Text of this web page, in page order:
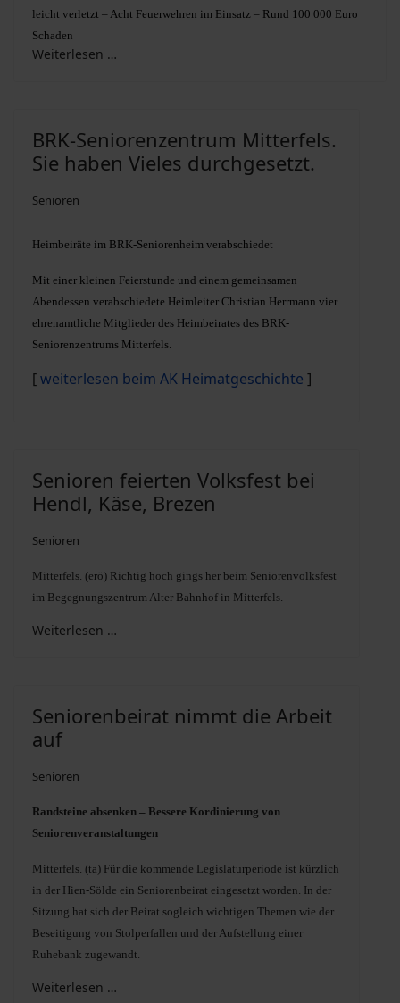
leicht verletzt – Acht Feuerwehren im Einsatz – Rund 100 000 Euro
Schaden
Weiterlesen …
BRK-Seniorenzentrum Mitterfels.
Sie haben Vieles durchgesetzt.
Senioren
Heimbeiräte im BRK-Seniorenheim verabschiedet
Mit einer kleinen Feierstunde und einem gemeinsamen
Abendessen verabschiedete Heimleiter Christian Herrmann vier
ehrenamtliche Mitglieder des Heimbeirates des BRK-
Seniorenzentrums Mitterfels.
[weiterlesen beim AK Heimatgeschichte ]
Senioren feierten Volksfest bei
Hendl, Käse, Brezen
Senioren
Mitterfels. (erö) Richtig hoch gings her beim Seniorenvolksfest
im Begegnungszentrum Alter Bahnhof in Mitterfels.
Weiterlesen …
Seniorenbeirat nimmt die Arbeit
auf
Senioren
Randsteine absenken – Bessere Kordinierung von
Seniorenveranstaltungen
Mitterfels. (ta) Für die kommende Legislaturperiode ist kürzlich
in der Hien-Sölde ein Seniorenbeirat eingesetzt worden. In der
Sitzung hat sich der Beirat sogleich wichtigen Themen wie der
Beseitigung von Stolperfallen und der Aufstellung einer
Ruhebank zugewandt.
Weiterlesen …